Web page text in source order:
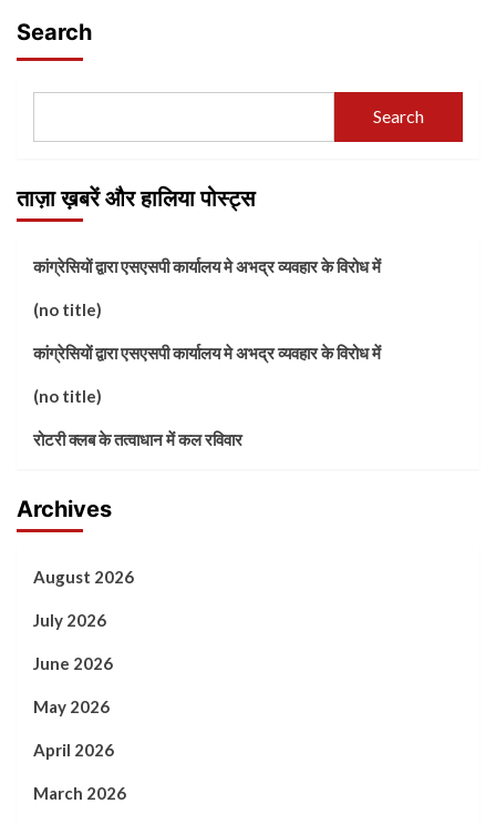
Search
Search
ताज़ा ख़बरें और हालिया पोस्ट्स
कांग्रेसियों द्वारा एसएसपी कार्यालय मे अभद्र व्यवहार के विरोध में
(no title)
कांग्रेसियों द्वारा एसएसपी कार्यालय मे अभद्र व्यवहार के विरोध में
(no title)
रोटरी क्लब के तत्वाधान में कल रविवार
Archives
August 2026
July 2026
June 2026
May 2026
April 2026
March 2026